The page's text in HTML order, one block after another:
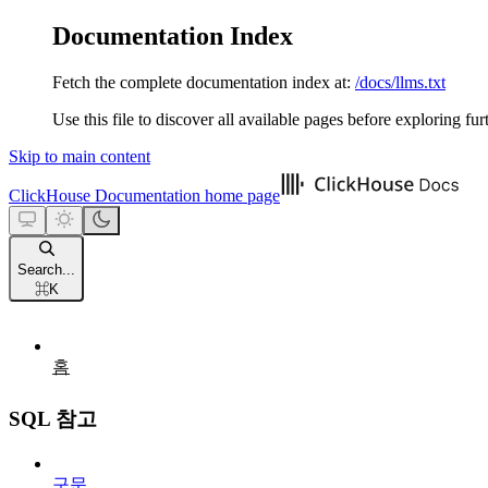
Documentation Index
Fetch the complete documentation index at: /docs/llms.txt
Use this file to discover all available pages before exploring
Skip to main content
ClickHouse Documentation home page
Search...
⌘K
홈
SQL 참고
구문